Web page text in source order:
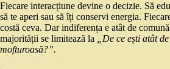
Fiecare interacțiune devine o decizie. Să
să te aperi sau să îți conservi energia.
costă ceva. Dar indiferența e atât de
majorității se limitează la
„De ce ești atât
mofturoasă?”.